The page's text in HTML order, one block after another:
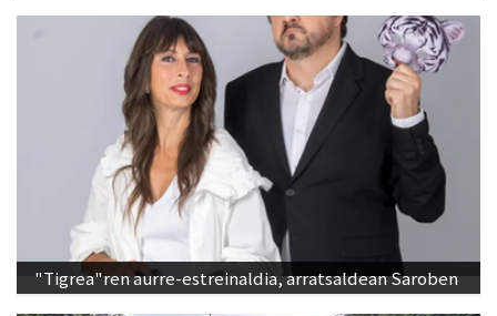
"Tigrea"ren aurre-estreinaldia, arratsaldean Saroben